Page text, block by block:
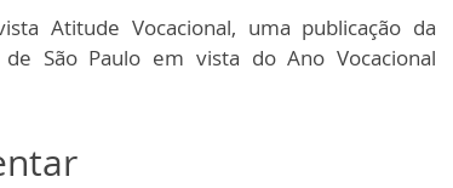
Atitude Vocacional, uma publicação da
São Paulo em vista do Ano Vocacional